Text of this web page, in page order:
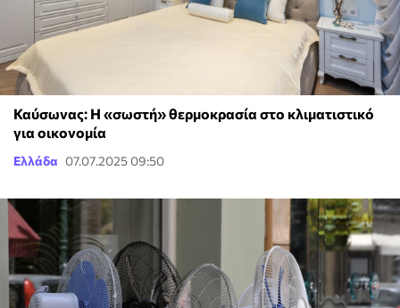
Καύσωνας: Η «σωστή» θερμοκρασία στο κλιματιστικό
για οικονομία
Ελλάδα 07.07.2025 09:50